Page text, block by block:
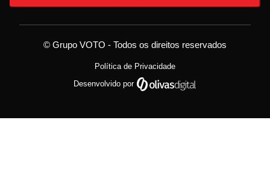
© Grupo VOTO - Todos os direitos reservados
Política de Privacidade
Desenvolvido por